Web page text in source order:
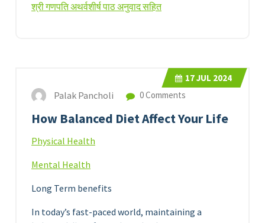
श्री गणपति अथर्वशीर्ष पाठ अनुवाद सहित
17JUL 2024
Palak Pancholi 0 Comments
How Balanced Diet Affect Your Life
Physical Health
Mental Health
Long Term benefits
In today’s fast-paced world, maintaining a